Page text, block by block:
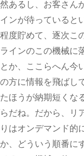
あるし、お客さん
ンが待っていると
度貯めて、逐次こ
インのこの機械に
か、ここらへん今
方に情報を飛ばし
ほうが納期短くな
だね。だから、リ
はオンデマンド的
、どういう順番に